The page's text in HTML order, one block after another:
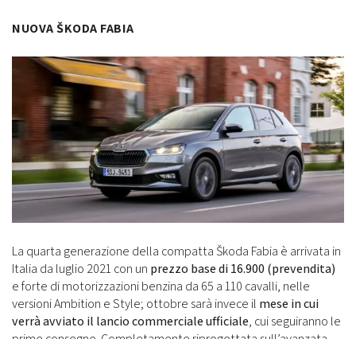
NUOVA ŠKODA FABIA
La quarta generazione della compatta Škoda Fabia è arrivata in
Italia da luglio 2021 con un prezzo base di 16.900 (prevendita)
e forte di motorizzazioni benzina da 65 a 110 cavalli, nelle
versioni Ambition e Style; ottobre sarà invece il mese in cui
verrà avviato il lancio commerciale ufficiale, cui seguiranno le